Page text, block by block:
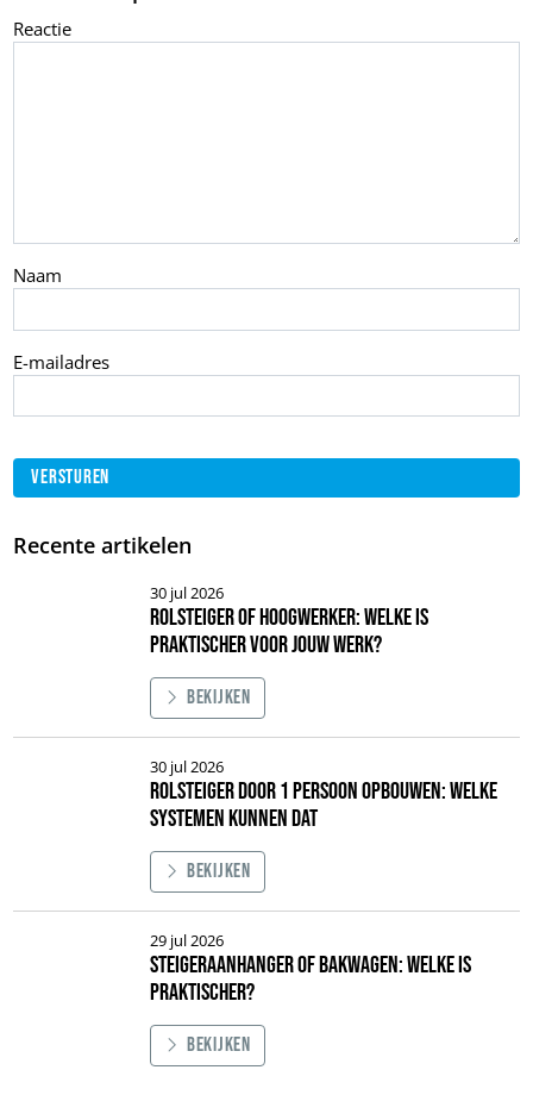
Reactie
Naam
E-mailadres
Recente artikelen
30 jul 2026
Rolsteiger of hoogwerker: welke is
praktischer voor jouw werk?
Bekijken
30 jul 2026
Rolsteiger door 1 persoon opbouwen: welke
systemen kunnen dat
Bekijken
29 jul 2026
Steigeraanhanger of bakwagen: welke is
praktischer?
Bekijken